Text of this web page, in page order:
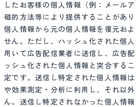
したお客様の個人情報（例：メール
磁的方法等により提供することがあ
個人情報から元の個人情報を復元お
せん。ただし、ハッシュ化された個
用いて広告配信業者に送信し、広告
ッシュ化された個人情報と突合する
定です。送信し特定された個人情報
や効果測定・分析に利用し、それ以
ん。送信し特定されなかった個人情